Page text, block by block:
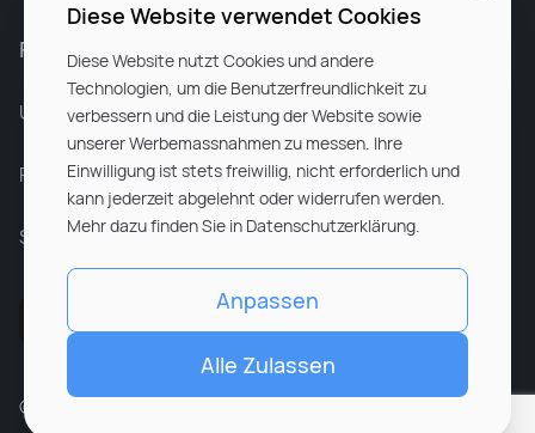
Für Unternehmen
Unsere Dienstleistungen
Partnerunternehmen
Sitemap
© ROCKEN 2026. All rights reserved
Diese Website verwendet Cookies
Diese Website nutzt Cookies und andere
Technologien, um die Benutzerfreundlichkeit zu
verbessern und die Leistung der Website sowie
unserer Werbemassnahmen zu messen. Ihre
Einwilligung ist stets freiwillig, nicht erforderlich und
kann jederzeit abgelehnt oder widerrufen werden.
Mehr dazu finden Sie in Datenschutzerklärung.
Anpassen
Alle Zulassen